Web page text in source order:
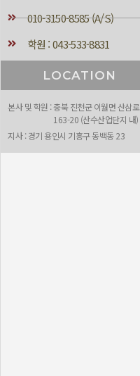
010-3150-8585 (A/S)
학원 : 043-533-8831
LOCATION
본사 및 학원 : 충북 진천군 이월면 산삼로
163-20 (산수산업단지 내)
지사 : 경기 용인시 기흥구 동백동 23